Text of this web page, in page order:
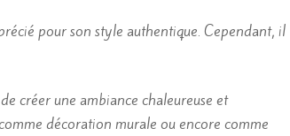
pour son style authentique. Cependant, il
créer une ambiance chaleureuse et
décoration murale ou encore comme